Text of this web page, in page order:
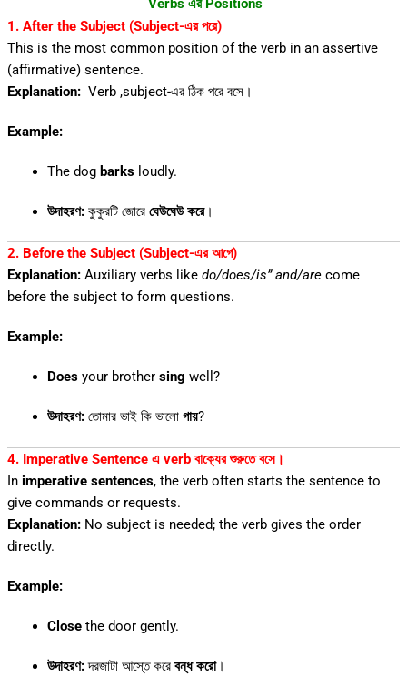
1. After the Subject (Subject-এর পরে)
This is the most common position of the verb in an assertive
(affirmative) sentence.
Explanation:Verb ,subject-এর ঠিক পরে বসে।
Example:
The dog barksloudly.
উদাহরণ:কুকুরটি জোরে ঘেউঘেউ করে।
2. Before the Subject (Subject-এর আগে)
Explanation:Auxiliary verbs like do/does/is” and/arecome
before the subject to form questions.
Example:
Doesyour brother sing well?
উদাহরণ:তোমার ভাই কি ভালো গায়?
4. Imperative Sentence এ verb বাক্যের শুরুতে বসে।
In imperative sentences, the verb often starts the sentence to
give commands or requests.
Explanation:No subject is needed; the verb gives the order
directly.
Example:
Closethe door gently.
উদাহরণ:দরজাটা আস্তে করে বন্ধ করো।